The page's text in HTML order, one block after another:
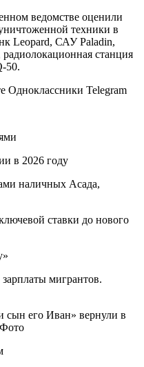
ведомстве оценили
техники в
Leopard, САУ Paladin,
станция
50.
Одноклассники Telegram
в 2026 году
наличных Асада,
ставки до нового
мигрантов.
сын его Иван» вернули в